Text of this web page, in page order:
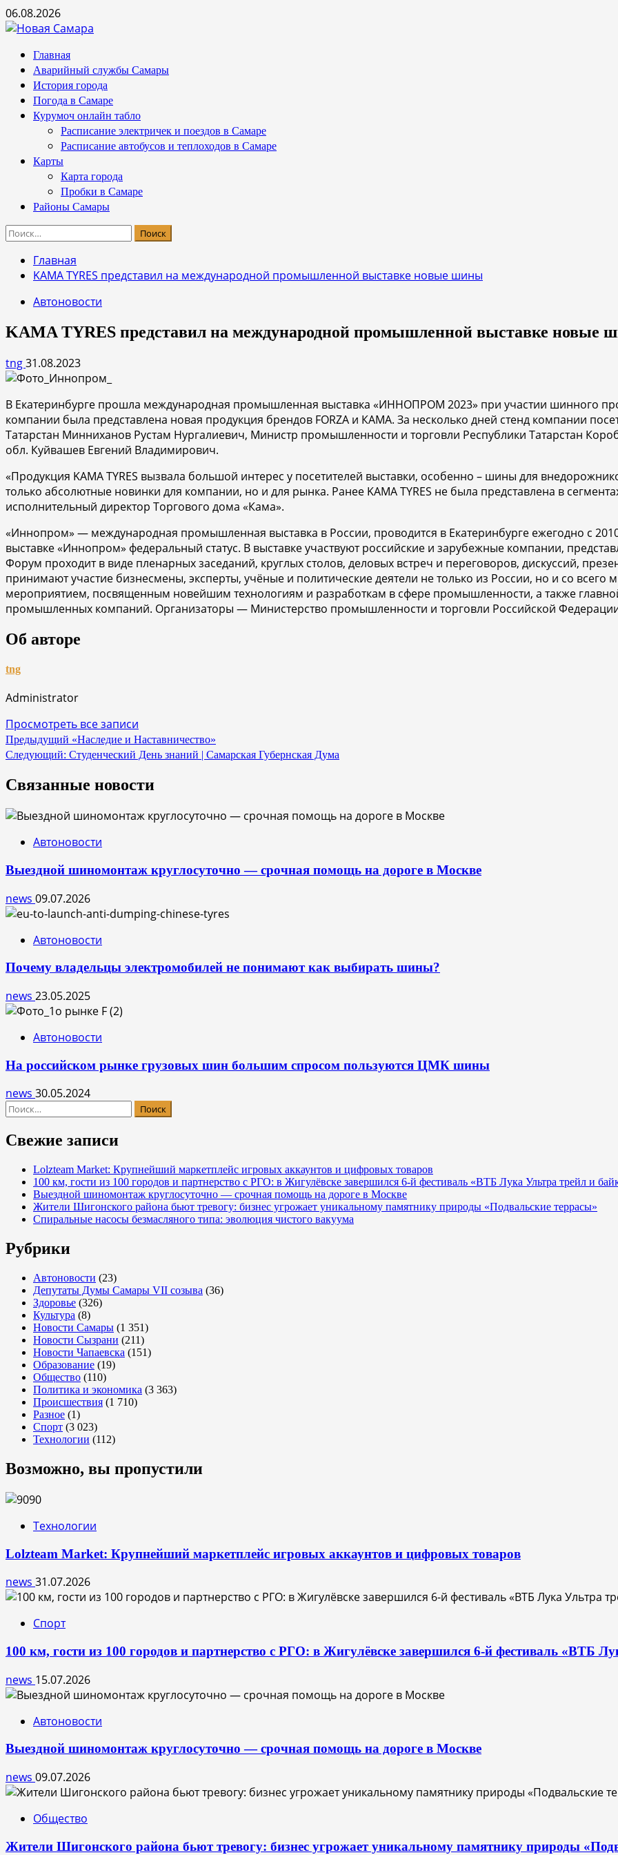
Перейти
к
06.08.2026
Основное
меню
Главная
Аварийный службы Самары
История города
Погода в Самаре
Курумоч онлайн табло
Расписание электричек и поездов в Самаре
Расписание автобусов и теплоходов в Самаре
Карты
Карта города
Пробки в Самаре
Районы Самары
Найти:
Главная
KAMA TYRES представил на международной промышленной выставке новые шины
Автоновости
KAMA TYRES представил на международной промышленной выставке новые
tng31.08.2023
В Екатеринбурге прошла международная промышленная выставка «ИННОПРОМ 2023» при участии шинного
компании была представлена новая продукция брендов FORZA и КАМА. За несколько дней стенд компании
Татарстан Минниханов Рустам Нургалиевич, Министр промышленности и торговли Республики Татарстан
обл. Куйвашев Евгений Владимирович.
«Продукция KAMA TYRES вызвала большой интерес у посетителей выставки, особенно – шины для
только абсолютные новинки для компании, но и для рынка. Ранее KAMA TYRES не была представлена в
исполнительный директор Торгового дома «Кама».
«Иннопром» — международная промышленная выставка в России, проводится в Екатеринбурге ежегодно с
выставке «Иннопром» федеральный статус. В выставке участвуют российские и зарубежные компании,
Форум проходит в виде пленарных заседаний, круглых столов, деловых встреч и переговоров, дискуссий,
принимают участие бизнесмены, эксперты, учёные и политические деятели не только из России, но и со
мероприятием, посвященным новейшим технологиям и разработкам в сфере промышленности, а также
промышленных компаний. Организаторы — Министерство промышленности и торговли Российской
Об авторе
tng
Administrator
Просмотреть все записи
Навигация
по
записям
Предыдущий «Наследие и Наставничество»
Следующий: Студенческий День знаний | Самарская Губернская Дума
Связанные новости
Автоновости
Выездной шиномонтаж круглосуточно — срочная помощь на дороге в Москве
news 09.07.2026
Автоновости
Почему владельцы электромобилей не понимают как выбирать шины?
news 23.05.2025
Автоновости
На российском рынке грузовых шин большим спросом пользуются ЦМК шины
news 30.05.2024
Найти:
Свежие записи
Lolzteam Market: Крупнейший маркетплейс игровых аккаунтов и цифровых товаров
100 км, гости из 100 городов и партнерство с РГО: в Жигулёвске завершился 6-й фестиваль «ВТБ Лука Ультра трейл и
Выездной шиномонтаж круглосуточно — срочная помощь на дороге в Москве
Жители Шигонского района бьют тревогу: бизнес угрожает уникальному памятнику природы «Подвальские террасы»
Спиральные насосы безмасляного типа: эволюция чистого вакуума
Рубрики
Автоновости (23)
Депутаты Думы Самары VII созыва (36)
Здоровье (326)
Культура (8)
Новости Самары (1 351)
Новости Сызрани (211)
Новости Чапаевска (151)
Образование (19)
Общество (110)
Политика и экономика (3 363)
Происшествия (1 710)
Разное (1)
Спорт (3 023)
Технологии (112)
Возможно, вы пропустили
Технологии
Lolzteam Market: Крупнейший маркетплейс игровых аккаунтов и цифровых товаров
news 31.07.2026
Спорт
100 км, гости из 100 городов и партнерство с РГО: в Жигулёвске завершился 6-й фестиваль «ВТБ
news 15.07.2026
Автоновости
Выездной шиномонтаж круглосуточно — срочная помощь на дороге в Москве
news 09.07.2026
Общество
Жители Шигонского района бьют тревогу: бизнес угрожает уникальному памятнику природы